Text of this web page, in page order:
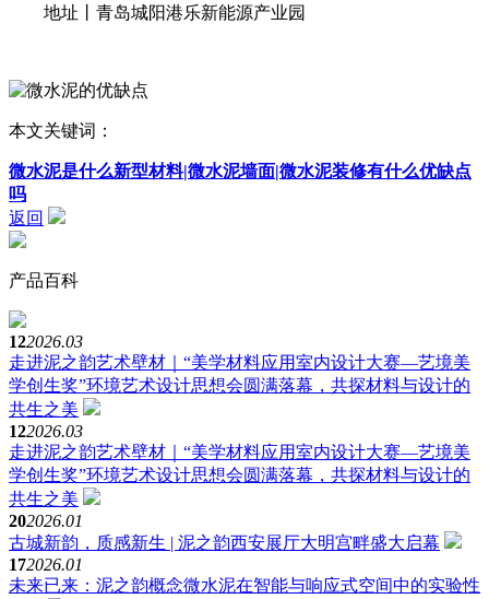
地址丨青岛城阳港乐新能源产业园
本文关键词：
微水泥是什么新型材料|微水泥墙面|微水泥装修有什么优缺点
吗
返回
产品百科
122026.03
走进泥之韵艺术壁材｜“美学材料应用室内设计大赛—艺境美
学创生奖”环境艺术设计思想会圆满落幕，共探材料与设计的
共生之美
122026.03
走进泥之韵艺术壁材｜“美学材料应用室内设计大赛—艺境美
学创生奖”环境艺术设计思想会圆满落幕，共探材料与设计的
共生之美
202026.01
古城新韵，质感新生 | 泥之韵西安展厅大明宫畔盛大启幕
172026.01
未来已来：泥之韵概念微水泥在智能与响应式空间中的实验性